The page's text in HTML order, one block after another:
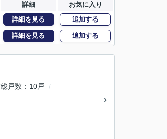
詳細 お気に入り
詳細を見る 追加する
詳細を見る 追加する
総戸数
10戸